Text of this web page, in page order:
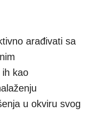
arađivati sa
ih kao
u okviru svog